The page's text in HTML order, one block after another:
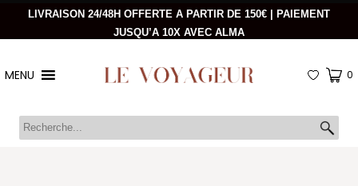
LIVRAISON 24/48H OFFERTE A PARTIR DE 150€ | PAIEMENT
JUSQU’A 10X AVEC ALMA
MENU 0